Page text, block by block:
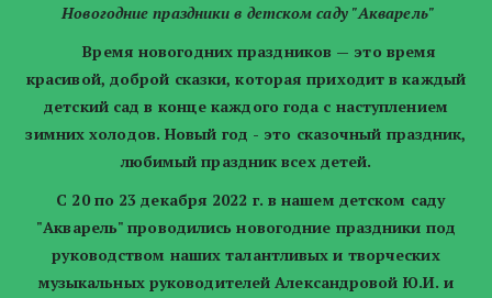
Новогодние праздники в детском саду "Акварель"
Время новогодних праздников — это время
красивой, доброй сказки, которая приходит в каждый
детский сад в конце каждого года с наступлением
зимних холодов. Новый год - это сказочный праздник,
любимый праздник всех детей.
С 20 по 23 декабря 2022 г. в нашем детском саду
"Акварель" проводились новогодние праздники под
руководством наших талантливых и творческих
музыкальных руководителей Александровой Ю.И. и